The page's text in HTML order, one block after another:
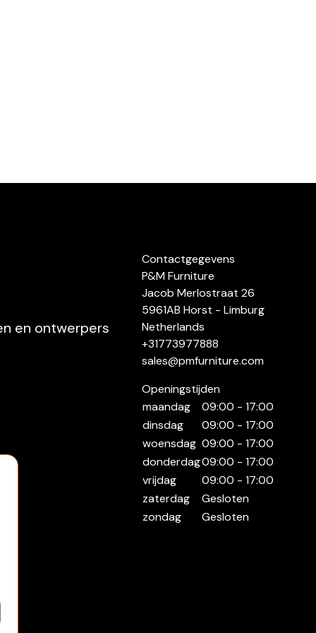
en ontwerpers
Contactgegevens
P&M Furniture
Jacob Merlostraat 26
5961AB Horst - Limburg
Netherlands
+31773977888
sales@pmfurniture.com
Openingstijden
maandag
09:00 - 17:00
dinsdag
09:00 - 17:00
woensdag 09:00 - 17:00
donderdag09:00 - 17:00
vrijdag
09:00 - 17:00
zaterdag
Gesloten
zondag
Gesloten